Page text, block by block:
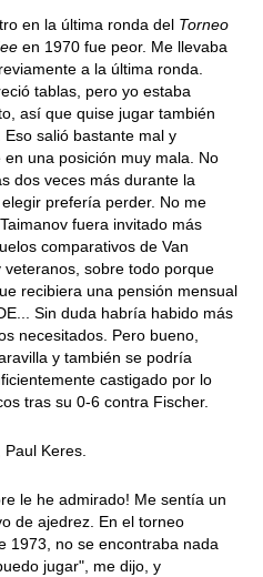
en la última ronda del Torneo
en 1970 fue peor. Me llevaba
a la última ronda.
tablas, pero yo estaba
así que quise jugar también
salió bastante mal y
una posición muy mala. No
dos veces más durante la
prefería perder. No me
fuera invitado más
comparativos de Van
sobre todo porque
recibiera una pensión mensual
Sin duda habría habido más
necesitados. Pero bueno,
y también se podría
castigado por lo
tras su 0-6 contra Fischer.
Keres.
le he admirado! Me sentía un
de ajedrez. En el torneo
1973, no se encontraba nada
jugar", me dijo, y